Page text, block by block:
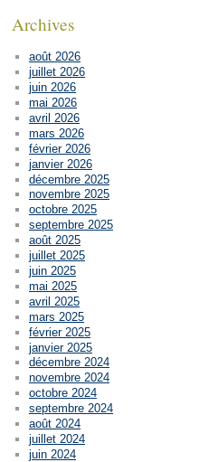
Archives
août 2026
juillet 2026
juin 2026
mai 2026
avril 2026
mars 2026
février 2026
janvier 2026
décembre 2025
novembre 2025
octobre 2025
septembre 2025
août 2025
juillet 2025
juin 2025
mai 2025
avril 2025
mars 2025
février 2025
janvier 2025
décembre 2024
novembre 2024
octobre 2024
septembre 2024
août 2024
juillet 2024
juin 2024